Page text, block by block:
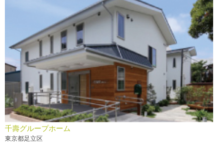
千壽グループホーム
東京都足立区